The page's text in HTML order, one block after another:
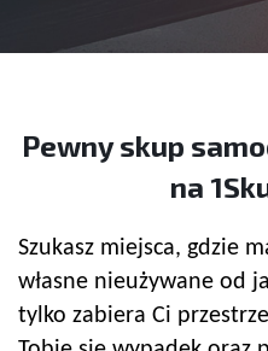
Pewnyskup
na
Szukasz miejsca, gdzie
własne nieużywane od
tylko zabiera Ci